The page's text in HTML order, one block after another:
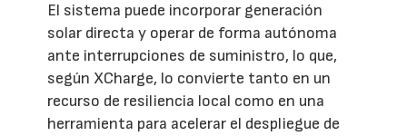
El sistema puede incorporar generación
solar directa y operar de forma autónoma
ante interrupciones de suministro, lo que,
según XCharge, lo convierte tanto en un
recurso de resiliencia local como en una
herramienta para acelerar el despliegue de